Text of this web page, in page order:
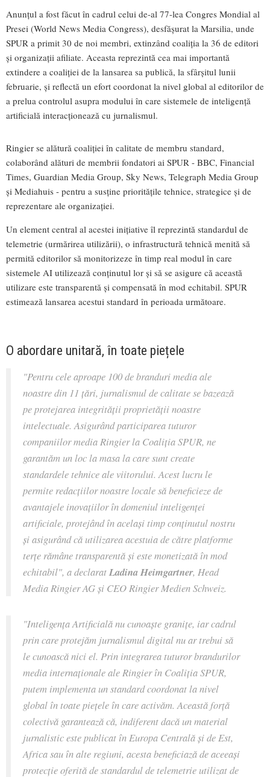
Anunțul a fost făcut în cadrul celui de-al 77-lea Congres Mondial al
Presei (World News Media Congress), desfășurat la Marsilia, unde
SPUR a primit 30 de noi membri, extinzând coaliția la 36 de editori
și organizații afiliate. Aceasta reprezintă cea mai importantă
extindere a coaliției de la lansarea sa publică, la sfârșitul lunii
februarie, și reflectă un efort coordonat la nivel global al editorilor de
a prelua controlul asupra modului în care sistemele de inteligență
artificială interacționează cu jurnalismul.
Ringier se alătură coaliției în calitate de membru standard,
colaborând alături de membrii fondatori ai SPUR - BBC, Financial
Times, Guardian Media Group, Sky News, Telegraph Media Group
și Mediahuis - pentru a susține prioritățile tehnice, strategice și de
reprezentare ale organizației.
Un element central al acestei inițiative îl reprezintă standardul de
telemetrie (urmărirea utilizării), o infrastructură tehnică menită să
permită editorilor să monitorizeze în timp real modul în care
sistemele AI utilizează conținutul lor și să se asigure că această
utilizare este transparentă și compensată în mod echitabil. SPUR
estimează lansarea acestui standard în perioada următoare.
O abordare unitară, în toate piețele
"Pentru cele aproape 100 de branduri media ale
noastre din 11 țări, jurnalismul de calitate se bazează
pe protejarea integrității proprietății noastre
intelectuale. Asigurând participarea tuturor
companiilor media Ringier la Coaliția SPUR, ne
garantăm un loc la masa la care sunt create
standardele tehnice ale viitorului. Acest lucru le
permite redacțiilor noastre locale să beneficieze de
avantajele inovațiilor în domeniul inteligenței
artificiale, protejând în același timp conținutul nostru
și asigurând că utilizarea acestuia de către platforme
terțe rămâne transparentă și este monetizată în mod
echitabil", a declaratLadina Heimgartner, Head
Media Ringier AG și CEO Ringier Medien Schweiz.
"Inteligența Artificială nu cunoaște granițe, iar cadrul
prin care protejăm jurnalismul digital nu ar trebui să
le cunoască nici el. Prin integrarea tuturor brandurilor
media internaționale ale Ringier în Coaliția SPUR,
putem implementa un standard coordonat la nivel
global în toate piețele în care activăm. Această forță
colectivă garantează că, indiferent dacă un material
jurnalistic este publicat în Europa Centrală și de Est,
Africa sau în alte regiuni, acesta beneficiază de aceeași
protecție oferită de standardul de telemetrie utilizat de